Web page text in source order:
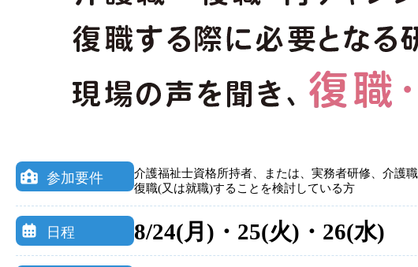
参加要件
介護福祉士資格所持者、または、実務者研修、介護
復職(又は就職)することを検討している方
日程 8/24(月)・25(火)・26(水)